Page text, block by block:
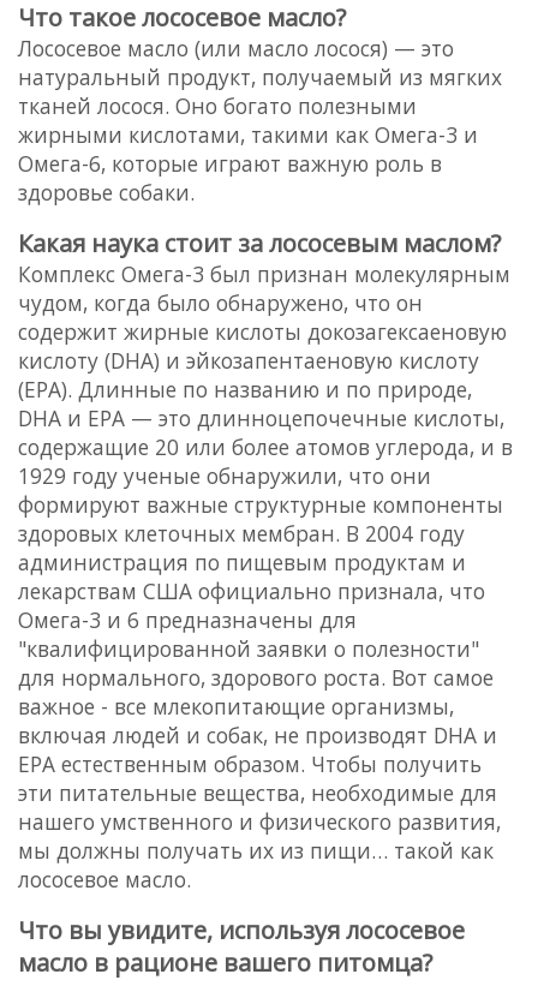
Что такое лососевое масло?
Лососевое масло (или масло лосося) — это
натуральный продукт, получаемый из мягких
тканей лосося. Оно богато полезными
жирными кислотами, такими как Омега-3 и
Омега-6, которые играют важную роль в
здоровье собаки.
Какая наука стоит за лососевым маслом?
Комплекс Омега-3 был признан молекулярным
чудом, когда было обнаружено, что он
содержит жирные кислоты докозагексаеновую
кислоту (DHA) и эйкозапентаеновую кислоту
(EPA). Длинные по названию и по природе,
DHA и EPA — это длинноцепочечные кислоты,
содержащие 20 или более атомов углерода, и в
1929 году ученые обнаружили, что они
формируют важные структурные компоненты
здоровых клеточных мембран. В 2004 году
администрация по пищевым продуктам и
лекарствам США официально признала, что
Омега-3 и 6 предназначены для
"квалифицированной заявки о полезности"
для нормального, здорового роста. Вот самое
важное - все млекопитающие организмы,
включая людей и собак, не производят DHA и
EPA естественным образом. Чтобы получить
эти питательные вещества, необходимые для
нашего умственного и физического развития,
мы должны получать их из пищи… такой как
лососевое масло.
Что вы увидите, используя лососевое
масло в рационе вашего питомца?